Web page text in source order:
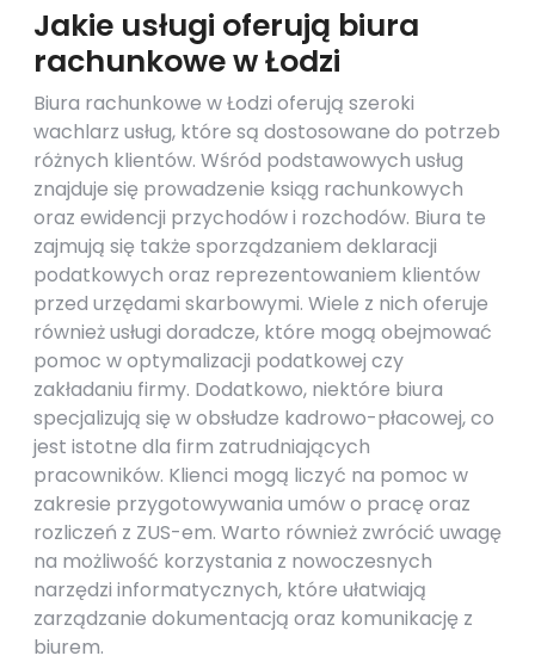
Jakie usługi oferują biura
rachunkowe w Łodzi
Biura rachunkowe w Łodzi oferują szeroki
wachlarz usług, które są dostosowane do potrzeb
różnych klientów. Wśród podstawowych usług
znajduje się prowadzenie ksiąg rachunkowych
oraz ewidencji przychodów i rozchodów. Biura te
zajmują się także sporządzaniem deklaracji
podatkowych oraz reprezentowaniem klientów
przed urzędami skarbowymi. Wiele z nich oferuje
również usługi doradcze, które mogą obejmować
pomoc w optymalizacji podatkowej czy
zakładaniu firmy. Dodatkowo, niektóre biura
specjalizują się w obsłudze kadrowo-płacowej, co
jest istotne dla firm zatrudniających
pracowników. Klienci mogą liczyć na pomoc w
zakresie przygotowywania umów o pracę oraz
rozliczeń z ZUS-em. Warto również zwrócić uwagę
na możliwość korzystania z nowoczesnych
narzędzi informatycznych, które ułatwiają
zarządzanie dokumentacją oraz komunikację z
biurem.